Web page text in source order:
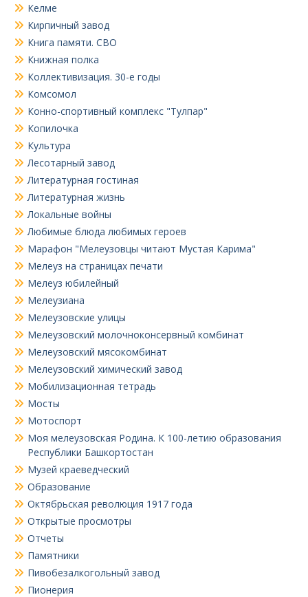
Келме
Кирпичный завод
Книга памяти. СВО
Книжная полка
Коллективизация. 30-е годы
Комсомол
Конно-спортивный комплекс "Тулпар"
Копилочка
Культура
Лесотарный завод
Литературная гостиная
Литературная жизнь
Локальные войны
Любимые блюда любимых героев
Марафон "Мелеузовцы читают Мустая Карима"
Мелеуз на страницах печати
Мелеуз юбилейный
Мелеузиана
Мелеузовские улицы
Мелеузовский молочноконсервный комбинат
Мелеузовский мясокомбинат
Мелеузовский химический завод
Мобилизационная тетрадь
Мосты
Мотоспорт
Моя мелеузовская Родина. К 100-летию образования
Республики Башкортостан
Музей краеведческий
Образование
Октябрьская революция 1917 года
Открытые просмотры
Отчеты
Памятники
Пивобезалкогольный завод
Пионерия